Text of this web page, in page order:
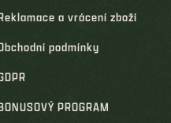
a vrácení zboží
podmínky
PROGRAM